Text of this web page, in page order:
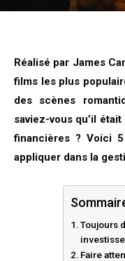
Réalisé par James
films les plus
des scènes
saviez-vous qu’il
financières ? Voici
appliquer dans la
Toujours
Faire